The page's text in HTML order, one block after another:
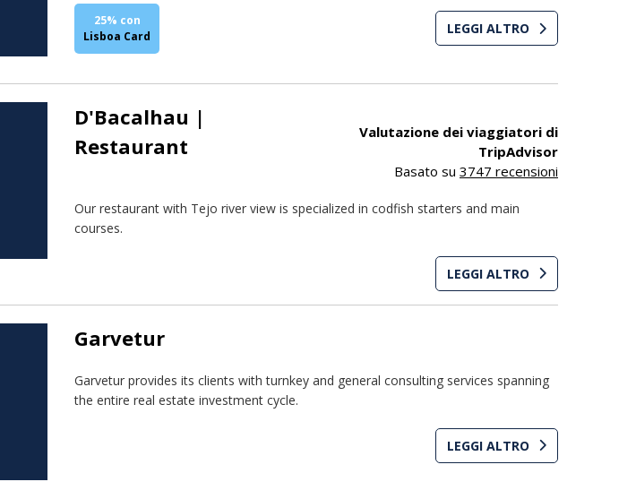
25% con
Lisboa Card
LEGGI ALTRO
D'Bacalhau |
Restaurant
Valutazione dei viaggiatori di
TripAdvisor
Basato su 3747 recensioni
Our restaurant with Tejo river view is specialized in codfish starters and main
courses.
LEGGI ALTRO
Garvetur
Garvetur provides its clients with turnkey and general consulting services spanning
the entire real estate investment cycle.
LEGGI ALTRO